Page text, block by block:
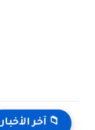
📁 آخر الأخبار